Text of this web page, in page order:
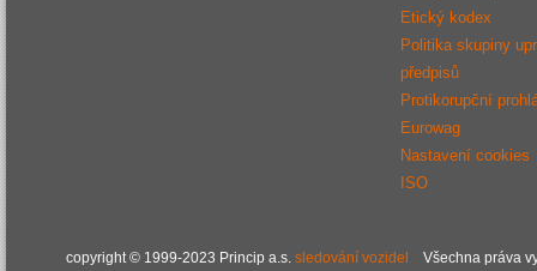
Etický kodex
Politika skupiny
předpisů
Protikorupční
Eurowag
Nastavení cookies
ISO
copyright © 1999-2023 Princip a.s. sledování vozidel Všechna práva